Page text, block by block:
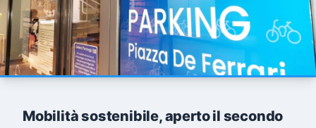
Mobilità sostenibile, aperto il secondo